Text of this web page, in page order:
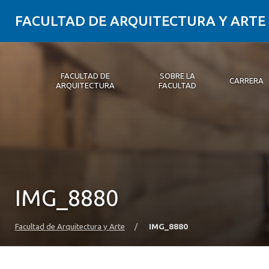
FACULTAD DE ARQUITECTURA Y ARTE
FACULTAD DE
ARQUITECTURA
SOBRE LA
FACULTAD
CARRERA
IMG_8880
Facultad de Arquitectura y Arte / IMG_8880